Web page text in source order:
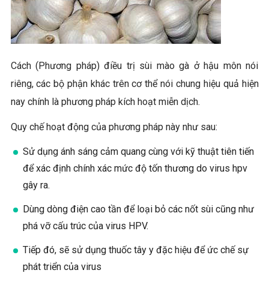
Cách (Phương pháp) điều trị sùi mào gà ở hậu môn nói
riêng, các bộ phận khác trên cơ thể nói chung hiệu quả hiện
nay chính là phương pháp kích hoạt miễn dịch.
Quy chế hoạt động của phương pháp này như sau:
Sử dụng ánh sáng cảm quang cùng với kỹ thuật tiên tiến
để xác định chính xác mức độ tốn thương do virus hpv
gây ra.
Dùng dòng điện cao tần để loại bỏ các nốt sùi cũng như
phá vỡ cấu trúc của virus HPV.
Tiếp đó, sẽ sử dụng thuốc tây y đặc hiệu để ức chế sự
phát triển của virus